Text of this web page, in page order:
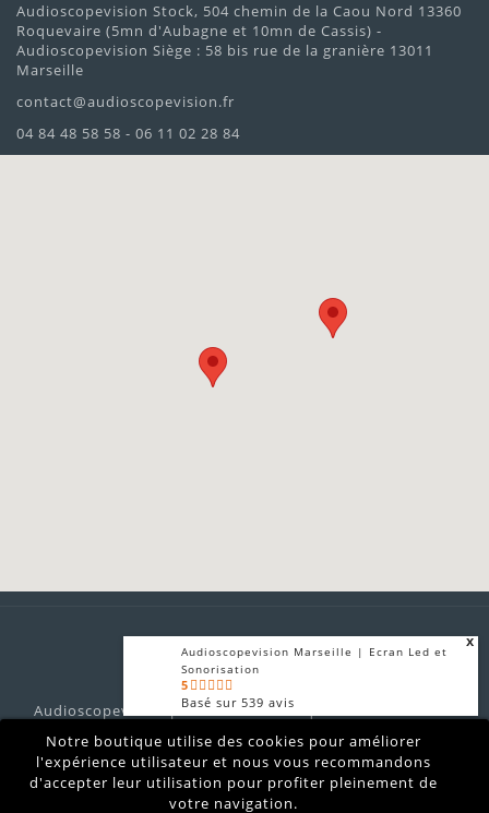
Notre boutique utilise des cookies pour améliorer
l'expérience utilisateur et nous vous recommandons
d'accepter leur utilisation pour profiter pleinement de
votre navigation.
Audioscopevision Stock, 504 chemin de la Caou Nord 13360
Roquevaire (5mn d'Aubagne et 10mn de Cassis) -
Audioscopevision Siège : 58 bis rue de la granière 13011
Marseille
contact@audioscopevision.fr
04 84 48 58 58 - 06 11 02 28 84
Audioscopevision | Sonorisation et
Ecran LED
4.9
Basé sur 874avis
Audioscopevision Marseille | Ecran Led et
Sonorisation
5
Basé sur539 avis
x
Audioscopevision prestataire technique audiovisuel son
lumières vidéo location matériel sono vidéo lumière
Marseille